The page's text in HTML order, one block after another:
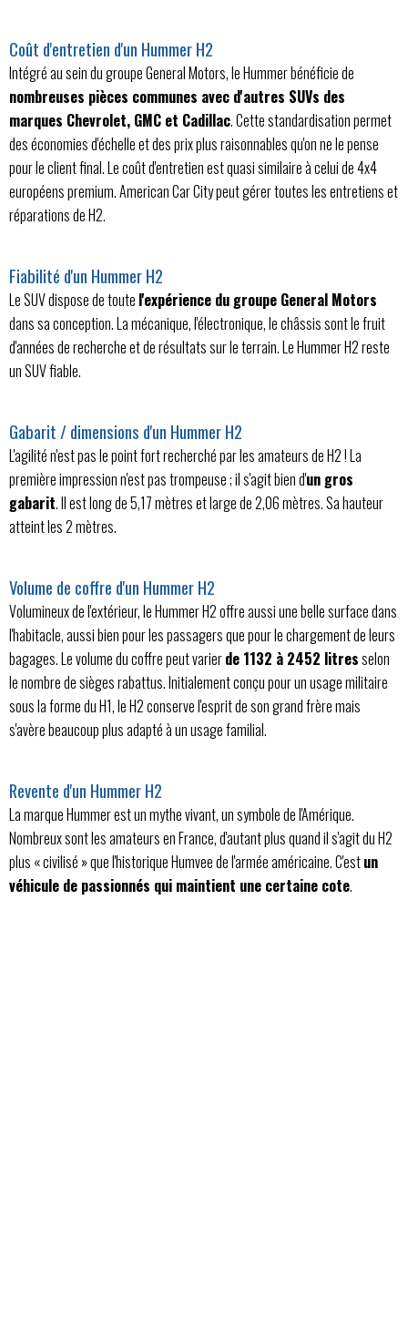
Coût d'entretien d'un Hummer H2
Intégré au sein du groupe General Motors, le Hummer bénéficie de
nombreuses pièces communes avec d'autres SUVs des
marques Chevrolet, GMC et Cadillac. Cette standardisation permet
des économies d'échelle et des prix plus raisonnables qu'on ne le pense
pour le client final. Le coût d'entretien est quasi similaire à celui de 4x4
européens premium. American Car City peut gérer toutes les entretiens et
réparations de H2.
Fiabilité d'un Hummer H2
Le SUV dispose de toute l'expérience du groupe General Motors
dans sa conception. La mécanique, l'électronique, le châssis sont le fruit
d'années de recherche et de résultats sur le terrain. Le Hummer H2 reste
un SUV fiable.
Gabarit / dimensions d'un Hummer H2
L'agilité n'est pas le point fort recherché par les amateurs de H2 ! La
première impression n'est pas trompeuse ; il s'agit bien d'un gros
gabarit. Il est long de 5,17 mètres et large de 2,06 mètres. Sa hauteur
atteint les 2 mètres.
Volume de coffre d'un Hummer H2
Volumineux de l'extérieur, le Hummer H2 offre aussi une belle surface dans
l'habitacle, aussi bien pour les passagers que pour le chargement de leurs
bagages. Le volume du coffre peut varierde 1132 à 2452 litresselon
le nombre de sièges rabattus. Initialement conçu pour un usage militaire
sous la forme du H1, le H2 conserve l'esprit de son grand frère mais
s'avère beaucoup plus adapté à un usage familial.
Revente d'un Hummer H2
La marque Hummer est un mythe vivant, un symbole de l'Amérique.
Nombreux sont les amateurs en France, d'autant plus quand il s'agit du H2
plus « civilisé » que l'historique Humvee de l'armée américaine. C'estun
véhicule de passionnés qui maintient une certaine cote.